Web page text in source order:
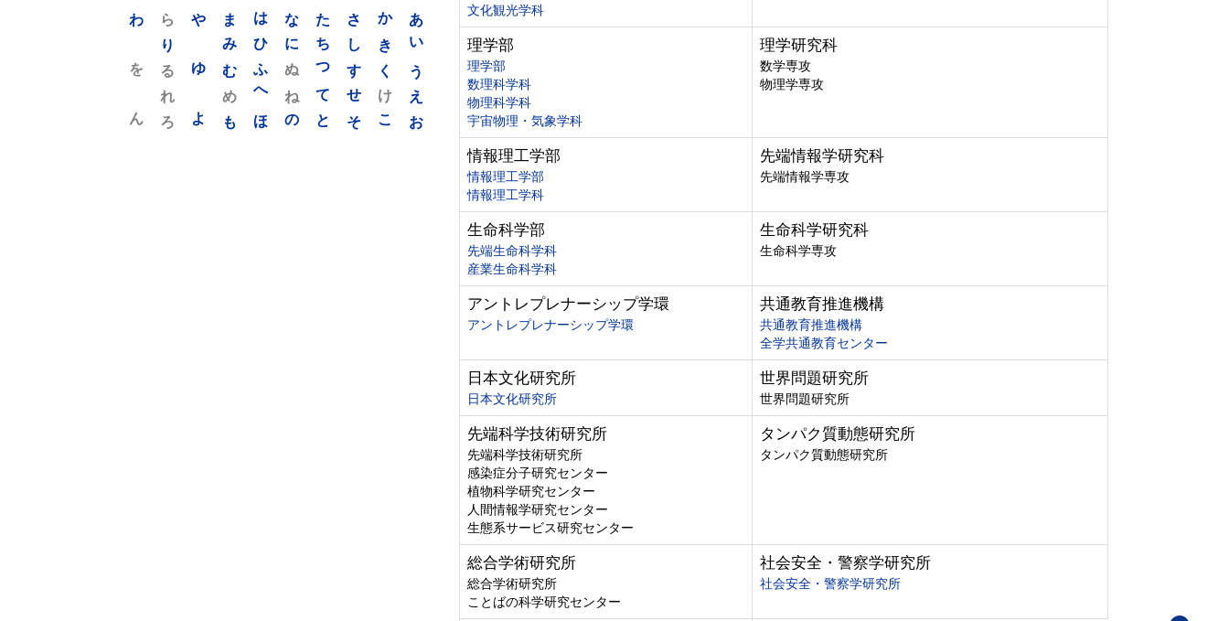
あ
い
う
え
お
か
き
く
け
こ
さ
し
す
せ
そ
た
ち
つ
て
と
な
に
ぬ
ね
の
は
ひ
ふ
へ
ほ
ま
み
む
め
も
や
ゆ
よ
ら
り
る
れ
ろ
わ
を
ん
文化観光学科
理学部
理学部
数理科学科
物理科学科
宇宙物理・気象学科
理学研究科
数学専攻
物理学専攻
情報理工学部
情報理工学部
情報理工学科
先端情報学研究科
先端情報学専攻
生命科学部
先端生命科学科
産業生命科学科
生命科学研究科
生命科学専攻
アントレプレナーシップ学環
アントレプレナーシップ学環
共通教育推進機構
共通教育推進機構
全学共通教育センター
日本文化研究所
日本文化研究所
世界問題研究所
世界問題研究所
先端科学技術研究所
先端科学技術研究所
感染症分子研究センター
植物科学研究センター
人間情報学研究センター
生態系サービス研究センター
タンパク質動態研究所
タンパク質動態研究所
総合学術研究所
総合学術研究所
ことばの科学研究センター
社会安全・警察学研究所
社会安全・警察学研究所